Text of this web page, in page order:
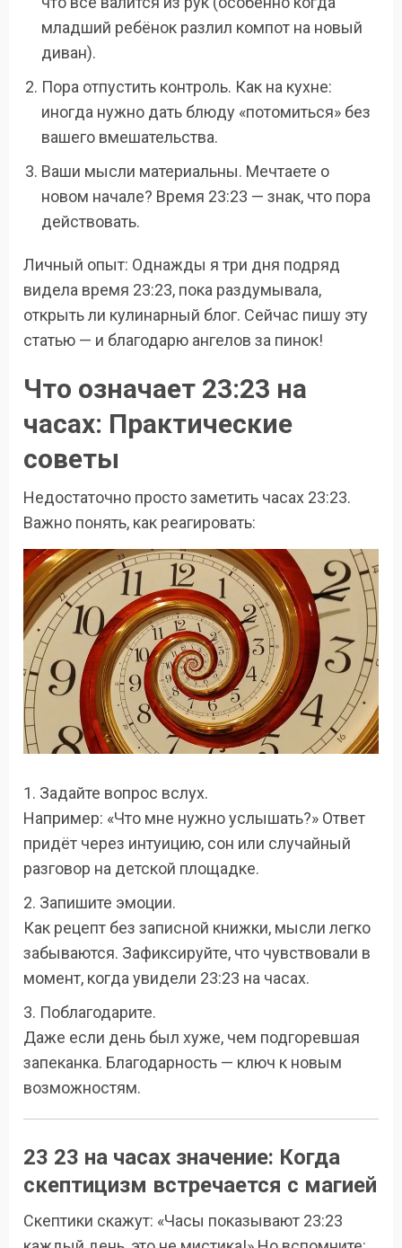
младший ребёнок разлил компот на новый
диван).
Пора отпустить контроль. Как на кухне:
иногда нужно дать блюду «потомиться» без
вашего вмешательства.
Ваши мысли материальны. Мечтаете о
новом начале? Время 23:23 — знак, что пора
действовать.
Личный опыт: Однажды я три дня подряд
видела время 23:23, пока раздумывала,
открыть ли кулинарный блог. Сейчас пишу эту
статью — и благодарю ангелов за пинок!
Что означает 23:23 на
часах: Практические
советы
Недостаточно просто заметить часах 23:23.
Важно понять, как реагировать:
1. Задайте вопрос вслух.
Например: «Что мне нужно услышать?» Ответ
придёт через интуицию, сон или случайный
разговор на детской площадке.
2. Запишите эмоции.
Как рецепт без записной книжки, мысли легко
забываются. Зафиксируйте, что чувствовали в
момент, когда увидели 23:23 на часах.
3. Поблагодарите.
Даже если день был хуже, чем подгоревшая
запеканка. Благодарность — ключ к новым
возможностям.
23 23 на часах значение: Когда
скептицизм встречается с магией
Скептики скажут: «Часы показывают 23:23